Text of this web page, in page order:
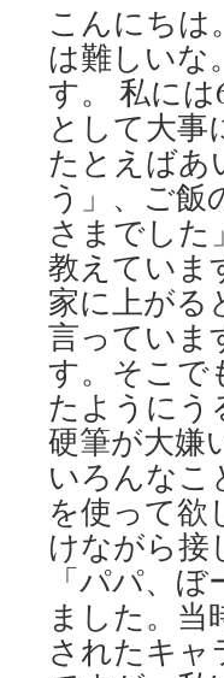
こんにちは
は難しいな
す。 私に
として大
たとえばあ
う」、ご飯
さまでした
教えていま
家に上がる
言っていま
す。そこで
たようにう
硬筆が大嫌
いろんなこ
を使って欲
けながら接
「パパ、
ました。当
されたキャ